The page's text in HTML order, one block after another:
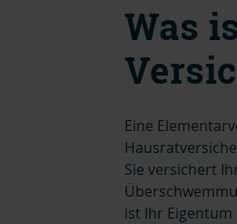
Was
Eine
Sie versichert
ist Ihr